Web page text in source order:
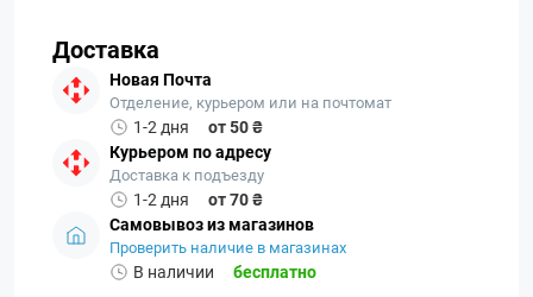
Доставка
Новая Почта
Отделение, курьером или на почтомат
1-2 дня
от 50 ₴
Курьером по адресу
Доставка к подъезду
1-2 дня
от 70 ₴
Самовывоз из магазинов
Проверить наличие в магазинах
В наличии бесплатно